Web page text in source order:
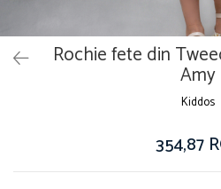
Rochie fete din
Amy
Kiddos
354,87